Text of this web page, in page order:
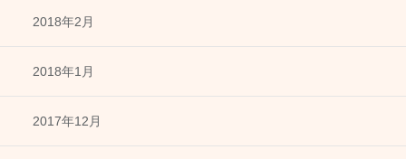
2018年2月
2018年1月
2017年12月